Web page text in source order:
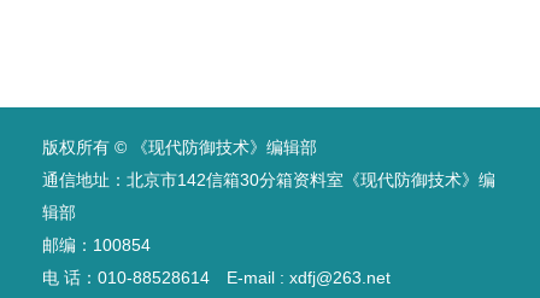
版权所有 © 《现代防御技术》编辑部
通信地址：北京市142信箱30分箱资料室《现代防御技术》编
辑部
邮编：100854
电 话：010-88528614 E-mail : xdfj@263.net